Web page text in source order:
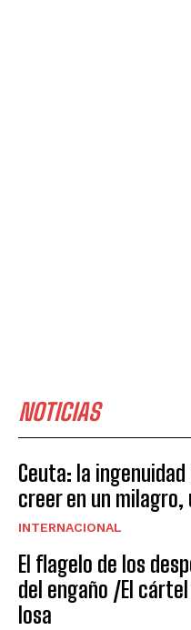
NOTICIAS
Ceuta: la
creer en un
INTERNACIONAL
El flagelo de los
del engaño /El
losa